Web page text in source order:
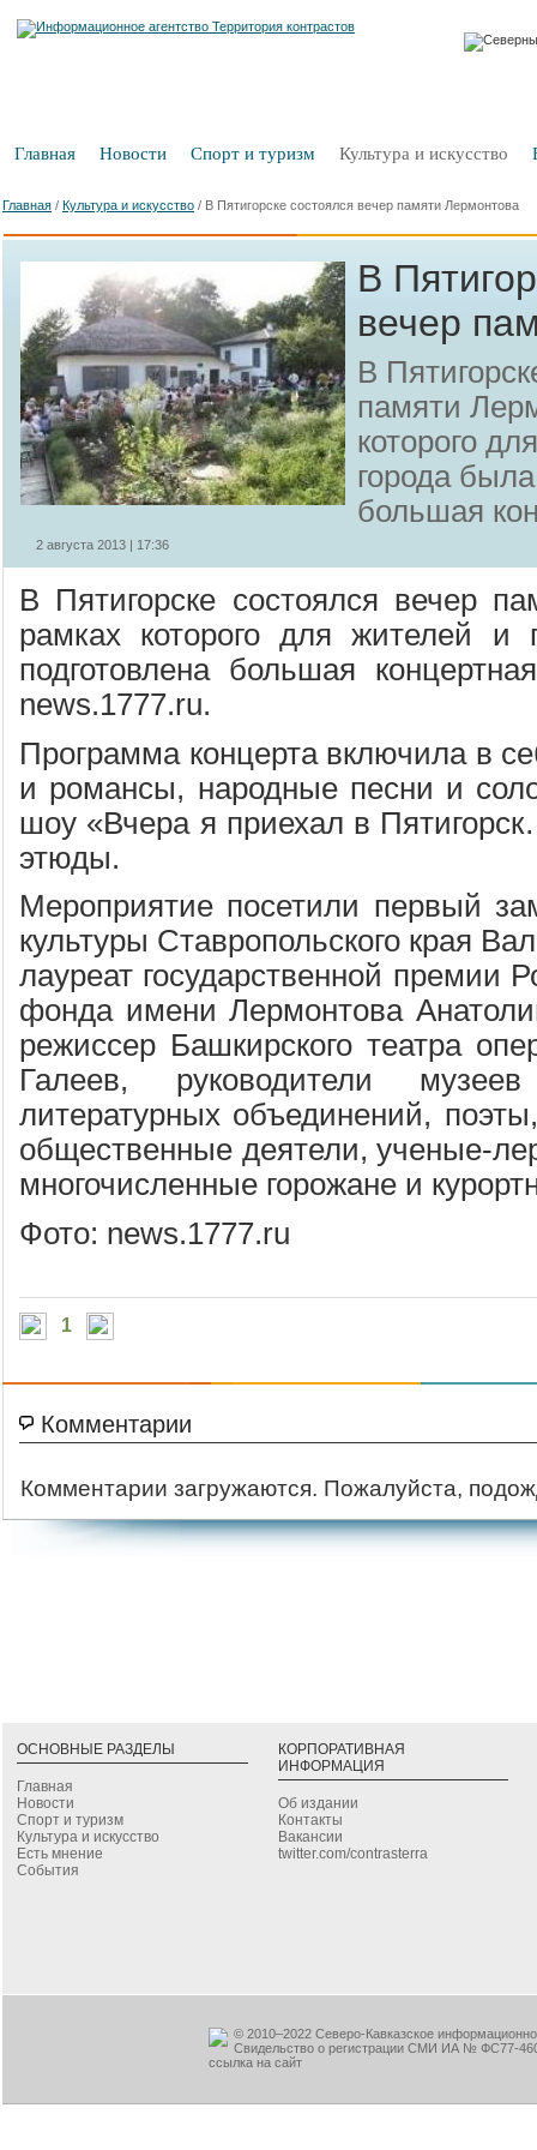
Главная Новости Спорт и туризм Культура и искусство
Главная / Культура и искусство / В Пятигорске состоялся вечер памяти Лермонтова
В
вечер
В
памяти
которого
города
большая
2 августа 2013 | 17:36
В Пятигорске состоялся вечер
рамках которого для жителей и
подготовлена большая
news.1777.ru.
Программа концерта включила в
и романсы, народные песни и
шоу «Вчера я приехал в
этюды.
Мероприятие посетили первый
культуры Ставропольского края
лауреат государственной премии
фонда имени Лермонтова
режиссер Башкирского театра
Галеев, руководители
литературных объединений,
общественные деятели, ученые-
многочисленные горожане и
Фото: news.1777.ru
1
Комментарии
Комментарии загружаются. Пожалуйста,
ОСНОВНЫЕ РАЗДЕЛЫ
Главная
Новости
Спорт и туризм
Культура и искусство
Есть мнение
События
КОРПОРАТИВНАЯ
ИНФОРМАЦИЯ
Об издании
Контакты
Вакансии
twitter.com/contrasterra
© 2010–2022 Северо-Кавказское
Свидельство о регистрации СМИ ИА № ФС77-
ссылка на сайт